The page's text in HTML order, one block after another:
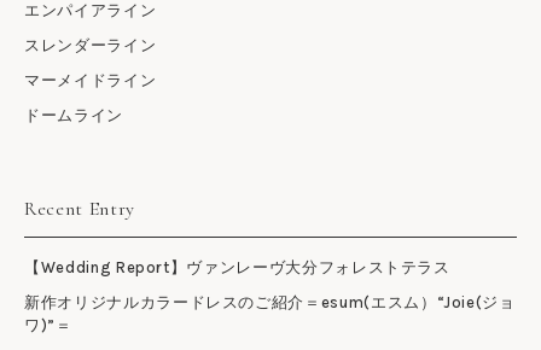
エンパイアライン
スレンダーライン
マーメイドライン
ドームライン
Recent Entry
【Wedding Report】ヴァンレーヴ大分フォレストテラス
新作オリジナルカラードレスのご紹介＝esum(エスム）“Joie(ジョ
ワ)”＝